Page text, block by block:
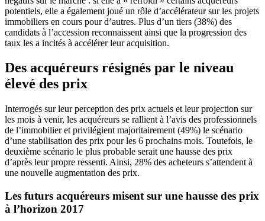
potentiels, elle a également joué un rôle d’accélérateur sur les projets
immobiliers en cours pour d’autres. Plus d’un tiers (38%) des
candidats à l’accession reconnaissent ainsi que la progression des
taux les a incités à accélérer leur acquisition.
Des acquéreurs résignés par le niveau
élevé des prix
Interrogés sur leur perception des prix actuels et leur projection sur
les mois à venir, les acquéreurs se rallient à l’avis des professionnels
de l’immobilier et privilégient majoritairement (49%) le scénario
d’une stabilisation des prix pour les 6 prochains mois. Toutefois, le
deuxième scénario le plus probable serait une hausse des prix
d’après leur propre ressenti. Ainsi, 28% des acheteurs s’attendent à
une nouvelle augmentation des prix.
Les futurs acquéreurs misent sur une hausse des prix
à l’horizon 2017